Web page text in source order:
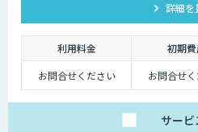
詳細を
利用料金 初期費
お問合せください
お問合せ
サービ